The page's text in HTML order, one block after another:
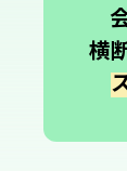
横